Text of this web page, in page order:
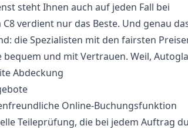
steht Ihnen auch auf jeden Fall bei
verdient nur das Beste. Und genau
die Spezialisten mit den fairsten
bequem und mit Vertrauen. Weil,
Abdeckung
Online-Buchungsfunktion
Teileprüfung, die bei jedem Auftrag